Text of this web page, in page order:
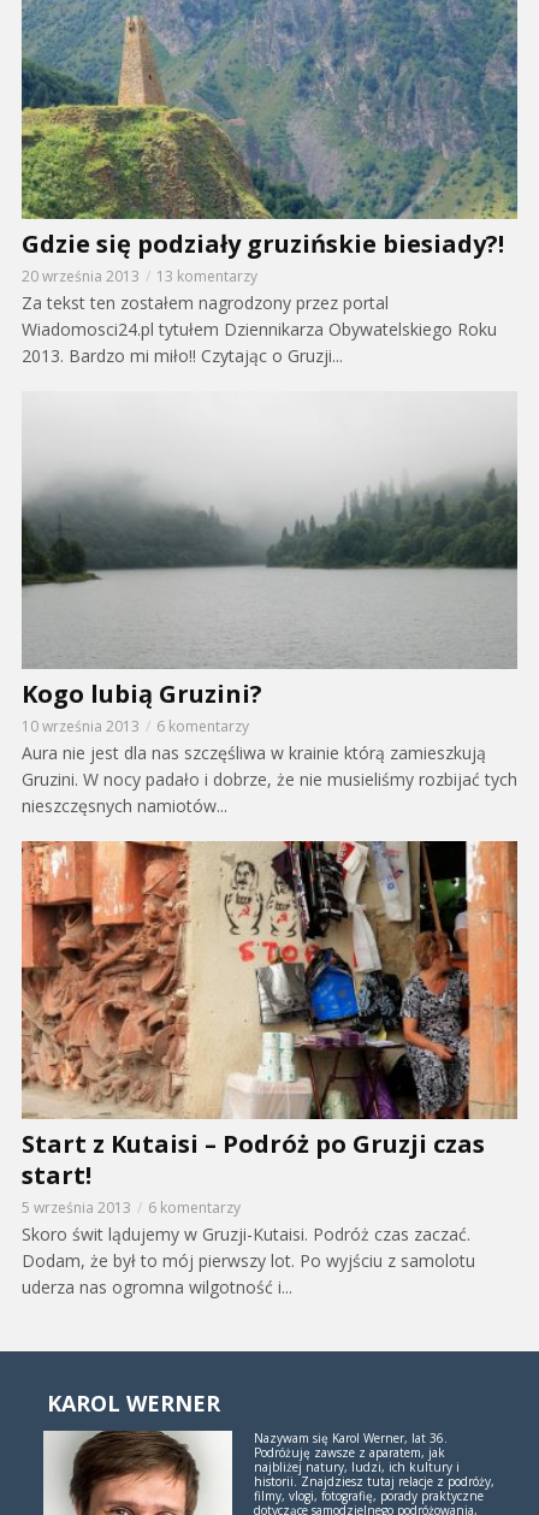
Gdzie się podziały gruzińskie biesiady?!
20 września 2013 13 komentarzy
Za tekst ten zostałem nagrodzony przez portal
Wiadomosci24.pl tytułem Dziennikarza Obywatelskiego Roku
2013. Bardzo mi miło!! Czytając o Gruzji...
Kogo lubią Gruzini?
10 września 2013 6 komentarzy
Aura nie jest dla nas szczęśliwa w krainie którą zamieszkują
Gruzini. W nocy padało i dobrze, że nie musieliśmy rozbijać tych
nieszczęsnych namiotów...
Start z Kutaisi – Podróż po Gruzji czas
start!
5 września 2013 6 komentarzy
Skoro świt lądujemy w Gruzji-Kutaisi. Podróż czas zaczać.
Dodam, że był to mój pierwszy lot. Po wyjściu z samolotu
uderza nas ogromna wilgotność i...
KAROL WERNER
Nazywam się Karol Werner, lat 36.
Podróżuję zawsze z aparatem, jak
najbliżej natury, ludzi, ich kultury i
historii. Znajdziesz tutaj relacje z podróży,
filmy, vlogi, fotografię, porady praktyczne
dotyczące samodzielnego podróżowania,